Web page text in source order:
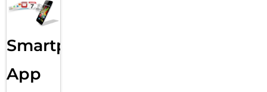
Smartphone
App